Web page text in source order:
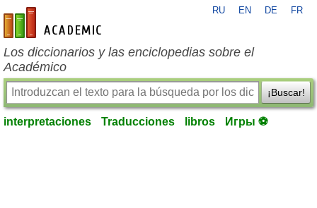
es-academic.com
RU EN DE FR
Los diccionarios y las enciclopedias sobre el
Académico
¡Buscar!
interpretaciones Traducciones libros Игры ⚽